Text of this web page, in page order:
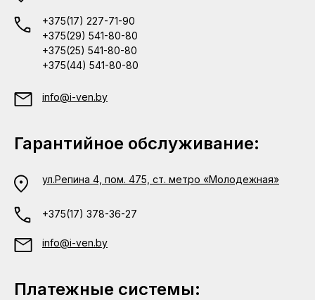
+375(17) 227-71-90
+375(29) 541-80-80
+375(25) 541-80-80
+375(44) 541-80-80
info@i-ven.by
Гарантийное обслуживание:
ул.Репина 4, пом. 475, ст. метро «Молодежная»
+375(17) 378-36-27
info@i-ven.by
Платежные системы: